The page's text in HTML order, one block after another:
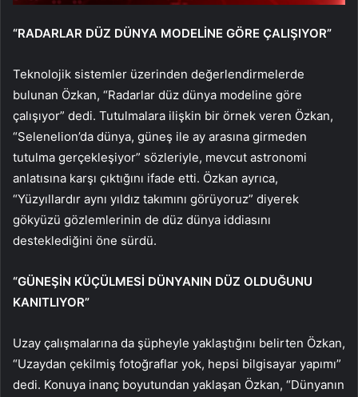
“RADARLAR DÜZ DÜNYA MODELİNE GÖRE ÇALIŞIYOR”
Teknolojik sistemler üzerinden değerlendirmelerde
bulunan Özkan, “Radarlar düz dünya modeline göre
çalışıyor” dedi. Tutulmalara ilişkin bir örnek veren Özkan,
“Selenelion’da dünya, güneş ile ay arasına girmeden
tutulma gerçekleşiyor” sözleriyle, mevcut astronomi
anlatısına karşı çıktığını ifade etti. Özkan ayrıca,
“Yüzyıllardır aynı yıldız takımını görüyoruz” diyerek
gökyüzü gözlemlerinin de düz dünya iddiasını
desteklediğini öne sürdü.
“GÜNEŞİN KÜÇÜLMESİ DÜNYANIN DÜZ OLDUĞUNU
KANITLIYOR”
Uzay çalışmalarına da şüpheyle yaklaştığını belirten Özkan,
“Uzaydan çekilmiş fotoğraflar yok, hepsi bilgisayar yapımı”
dedi. Konuya inanç boyutundan yaklaşan Özkan, “Dünyanın